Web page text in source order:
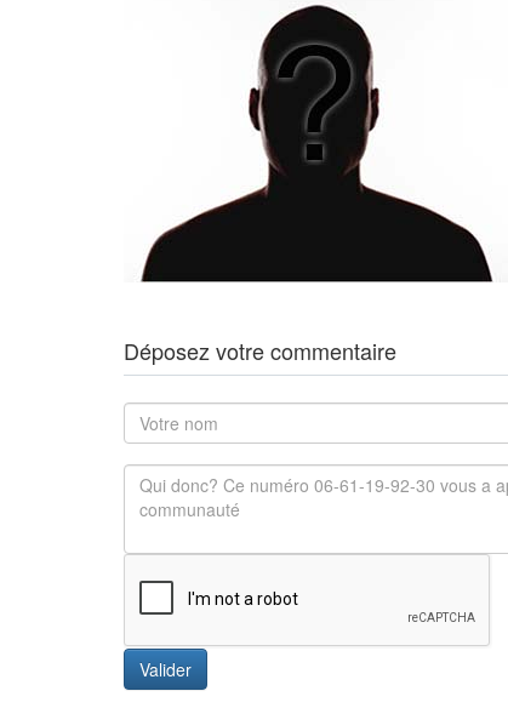
Déposez votre commentaire
Valider